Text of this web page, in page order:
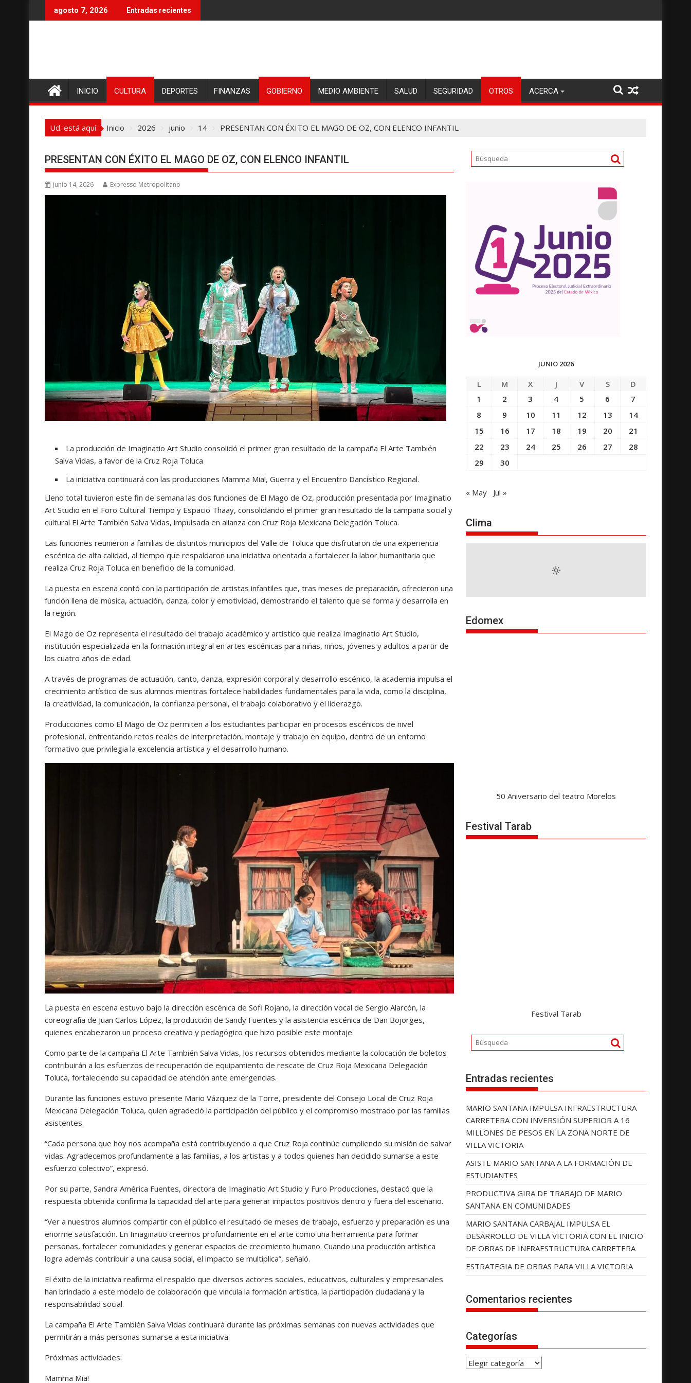
r
n
e
agosto 7, 2026 Entradas recientes
INICIO CULTURA DEPORTES FINANZAS GOBIERNO MEDIO AMBIENTE SALUD SEGURIDAD OTROS ACERCA
Ud. está aquí Inicio 2026 junio 14 PRESENTAN CON ÉXITO EL MAGO DE OZ, CON ELENCO INFANTIL
PRESENTAN CON ÉXITO EL MAGO DE OZ, CON ELENCO INFANTIL
junio 14, 2026 Expresso Metropolitano
La producción de Imaginatio Art Studio consolidó el primer gran resultado de la campaña El Arte También
Salva Vidas, a favor de la Cruz Roja Toluca
La iniciativa continuará con las producciones Mamma Mia!, Guerra y el Encuentro Dancístico Regional.
Lleno total tuvieron este fin de semana las dos funciones de El Mago de Oz, producción presentada por Imaginatio
Art Studio en el Foro Cultural Tiempo y Espacio Thaay, consolidando el primer gran resultado de la campaña social y
cultural El Arte También Salva Vidas, impulsada en alianza con Cruz Roja Mexicana Delegación Toluca.
Las funciones reunieron a familias de distintos municipios del Valle de Toluca que disfrutaron de una experiencia
escénica de alta calidad, al tiempo que respaldaron una iniciativa orientada a fortalecer la labor humanitaria que
realiza Cruz Roja Toluca en beneficio de la comunidad.
La puesta en escena contó con la participación de artistas infantiles que, tras meses de preparación, ofrecieron una
función llena de música, actuación, danza, color y emotividad, demostrando el talento que se forma y desarrolla en
la región.
El Mago de Oz representa el resultado del trabajo académico y artístico que realiza Imaginatio Art Studio,
institución especializada en la formación integral en artes escénicas para niñas, niños, jóvenes y adultos a partir de
los cuatro años de edad.
A través de programas de actuación, canto, danza, expresión corporal y desarrollo escénico, la academia impulsa el
crecimiento artístico de sus alumnos mientras fortalece habilidades fundamentales para la vida, como la disciplina,
la creatividad, la comunicación, la confianza personal, el trabajo colaborativo y el liderazgo.
Producciones como El Mago de Oz permiten a los estudiantes participar en procesos escénicos de nivel
profesional, enfrentando retos reales de interpretación, montaje y trabajo en equipo, dentro de un entorno
formativo que privilegia la excelencia artística y el desarrollo humano.
La puesta en escena estuvo bajo la dirección escénica de Sofi Rojano, la dirección vocal de Sergio Alarcón, la
coreografía de Juan Carlos López, la producción de Sandy Fuentes y la asistencia escénica de Dan Bojorges,
quienes encabezaron un proceso creativo y pedagógico que hizo posible este montaje.
Como parte de la campaña El Arte También Salva Vidas, los recursos obtenidos mediante la colocación de boletos
contribuirán a los esfuerzos de recuperación de equipamiento de rescate de Cruz Roja Mexicana Delegación
Toluca, fortaleciendo su capacidad de atención ante emergencias.
Durante las funciones estuvo presente Mario Vázquez de la Torre, presidente del Consejo Local de Cruz Roja
Mexicana Delegación Toluca, quien agradeció la participación del público y el compromiso mostrado por las familias
asistentes.
“Cada persona que hoy nos acompaña está contribuyendo a que Cruz Roja continúe cumpliendo su misión de salvar
vidas. Agradecemos profundamente a las familias, a los artistas y a todos quienes han decidido sumarse a este
esfuerzo colectivo”, expresó.
Por su parte, Sandra América Fuentes, directora de Imaginatio Art Studio y Furo Producciones, destacó que la
respuesta obtenida confirma la capacidad del arte para generar impactos positivos dentro y fuera del escenario.
“Ver a nuestros alumnos compartir con el público el resultado de meses de trabajo, esfuerzo y preparación es una
enorme satisfacción. En Imaginatio creemos profundamente en el arte como una herramienta para formar
personas, fortalecer comunidades y generar espacios de crecimiento humano. Cuando una producción artística
logra además contribuir a una causa social, el impacto se multiplica”, señaló.
El éxito de la iniciativa reafirma el respaldo que diversos actores sociales, educativos, culturales y empresariales
han brindado a este modelo de colaboración que vincula la formación artística, la participación ciudadana y la
responsabilidad social.
La campaña El Arte También Salva Vidas continuará durante las próximas semanas con nuevas actividades que
permitirán a más personas sumarse a esta iniciativa.
Próximas actividades:
Mamma Mia!
JUNIO 2026
L M X J V S
D
1
2 3 4 5 6
7
8
9 10 11 12 13
14
15
16 17 18 19 20
21
22
23 24 25 26 27
28
29
30
« May Jul »
Clima
Edomex
50 Aniversario del teatro Morelos
Festival Tarab
Festival Tarab
Entradas recientes
MARIO SANTANA IMPULSA INFRAESTRUCTURA
CARRETERA CON INVERSIÓN SUPERIOR A 16
MILLONES DE PESOS EN LA ZONA NORTE DE
VILLA VICTORIA
ASISTE MARIO SANTANA A LA FORMACIÓN DE
ESTUDIANTES
PRODUCTIVA GIRA DE TRABAJO DE MARIO
SANTANA EN COMUNIDADES
MARIO SANTANA CARBAJAL IMPULSA EL
DESARROLLO DE VILLA VICTORIA CON EL INICIO
DE OBRAS DE INFRAESTRUCTURA CARRETERA
ESTRATEGIA DE OBRAS PARA VILLA VICTORIA
Comentarios recientes
Categorías
C